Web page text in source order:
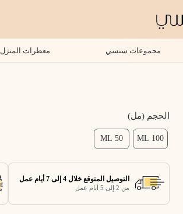
مجموعات سنسي معطرات المنزل
الحجم (مل)
100 ML
50 ML
التوصيل المتوقع خلال 4 إلى 7 أيام عمل
من 2 إلى 5 أيام عمل